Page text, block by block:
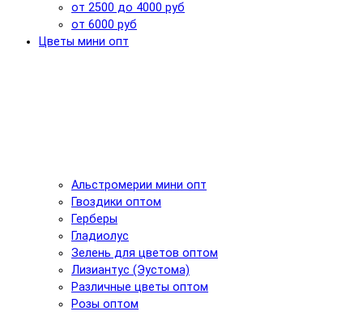
от 2500 до 4000 руб
от 6000 руб
Цветы мини опт
Альстромерии мини опт
Гвоздики оптом
Герберы
Гладиолус
Зелень для цветов оптом
Лизиантус (Эустома)
Различные цветы оптом
Розы оптом